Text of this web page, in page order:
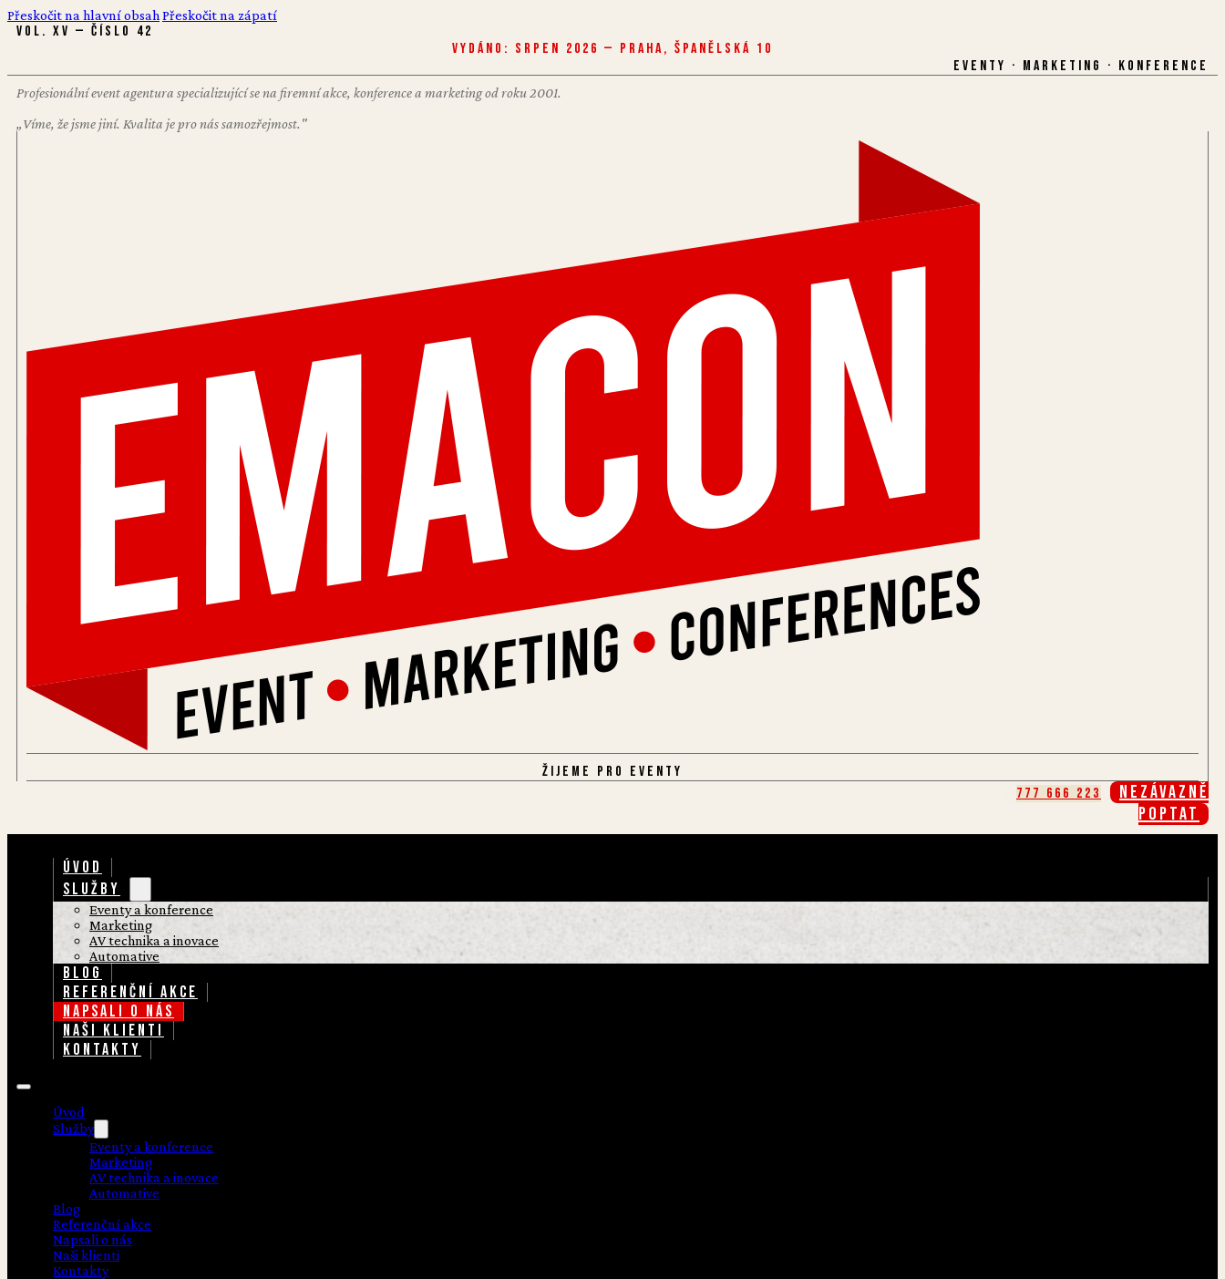
Přeskočit na hlavní obsah Přeskočit na zápatí
VOL. XV — ČÍSLO 42
Vydáno: Srpen 2026 — Praha, Španělská 10
EVENTY · MARKETING · KONFERENCE
Profesionální event agentura specializující se na firemní akce, konference a marketing od roku 2001.
„Víme, že jsme jiní. Kvalita je pro nás samozřejmost."
Žijeme pro eventy
777 666 223
Nezávazně
poptat
ÚVOD
SLUŽBY
Eventy a konference
Marketing
AV technika a inovace
Automative
BLOG
REFERENČNÍ AKCE
NAPSALI O NÁS
NAŠI KLIENTI
KONTAKTY
Úvod
Služby
Eventy a konference
Marketing
AV technika a inovace
Automative
Blog
Referenční akce
Napsali o nás
Naši klienti
Kontakty